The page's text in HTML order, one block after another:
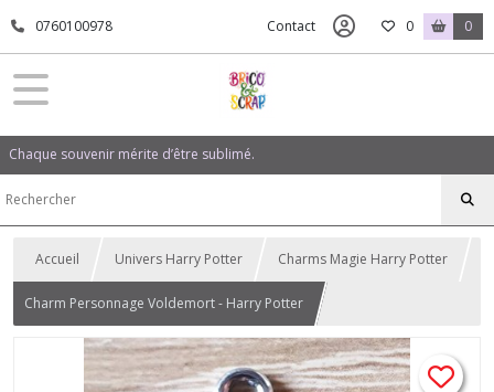
0760100978 Contact 0 0
Chaque souvenir mérite d’être sublimé.
Accueil Univers Harry Potter Charms Magie Harry Potter
Charm Personnage Voldemort - Harry Potter